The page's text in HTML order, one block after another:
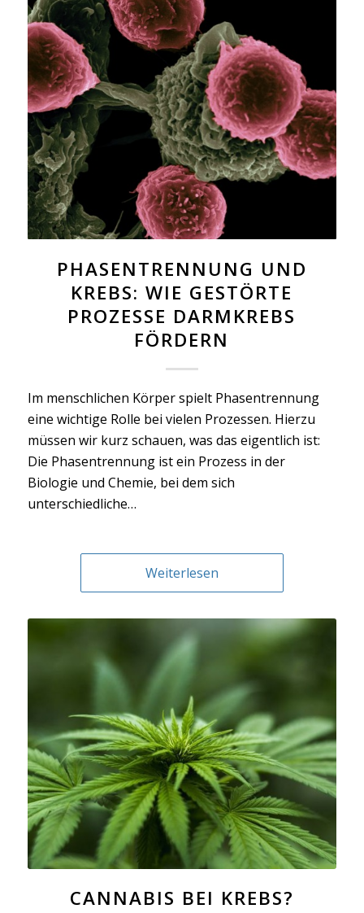
PHASENTRENNUNG UND
KREBS: WIE GESTÖRTE
PROZESSE DARMKREBS
FÖRDERN
Im menschlichen Körper spielt Phasentrennung
eine wichtige Rolle bei vielen Prozessen. Hierzu
müssen wir kurz schauen, was das eigentlich ist:
Die Phasentrennung ist ein Prozess in der
Biologie und Chemie, bei dem sich
unterschiedliche…
Weiterlesen
CANNABIS BEI KREBS?